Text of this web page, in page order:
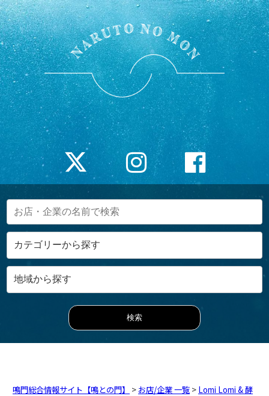
鳴門総合情報サイト【鳴との門】 > お店/企業 一覧 > Lomi Lomi & 酵